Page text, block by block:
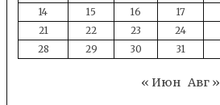
14
15 16 17
21
22 23 24
28
29 30 31
« Июн Авг »